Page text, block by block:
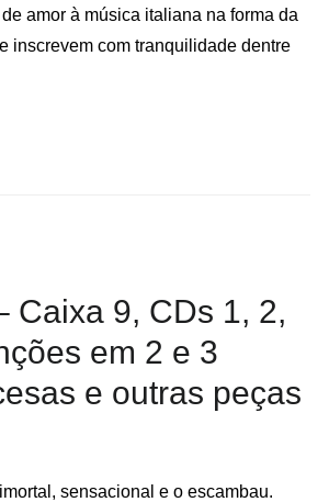
amor à música italiana na forma da
inscrevem com tranquilidade dentre
Caixa 9, CDs 1, 2,
em 2 e 3
e outras peças
sensacional e o escambau.